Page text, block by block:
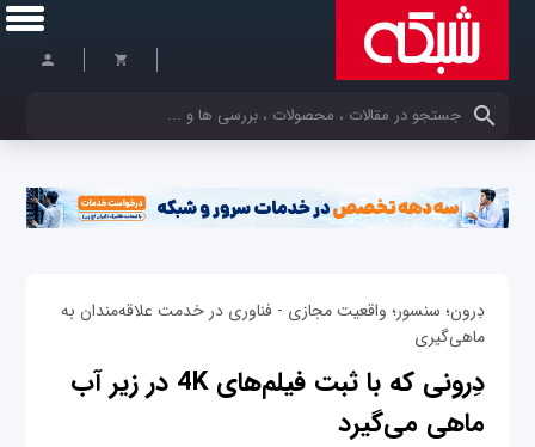
کلمات کلیدی خود را وارد کنید
دِرون؛ سنسور؛ واقعیت مجازی - فناوری در خدمت علاقه‌مندان به
ماهی‌گیری
دِرونی که با ثبت فیلم‌های 4K در زیر آب
ماهی می‌گیرد